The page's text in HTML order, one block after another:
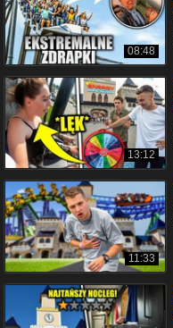
08:48
13:12
11:33